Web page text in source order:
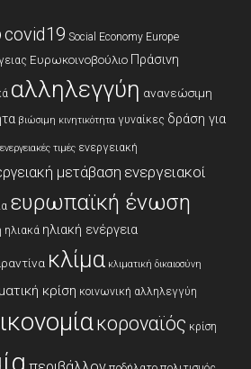
covid19 Social Economy Europe
Ευρωκοινοβούλιο Πράσινη
αλληλεγγύη ανανεώσιμη
βιώσιμη κινητικότητα γυναίκες δράση για
ενεργειακές τιμές ενεργειακή
μετάβαση ενεργειακοί
ευρωπαϊκή ένωση
ηλιακά ηλιακή ενέργεια
κλίμα κλιματική δικαιοσύνη
κρίση κοινωνική αλληλεγγύη
κοροναϊός κρίση